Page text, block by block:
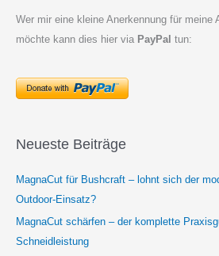
Wer mir eine kleine Anerkennung für meine
möchte kann dies hier via PayPal tun:
Neueste Beiträge
MagnaCut für Bushcraft – lohnt sich der
Outdoor-Einsatz?
MagnaCut schärfen – der komplette
Schneidleistung